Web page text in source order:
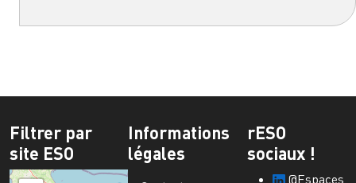
Filtrer par
site ESO
Informations
légales
rESO
sociaux !
@Espaces